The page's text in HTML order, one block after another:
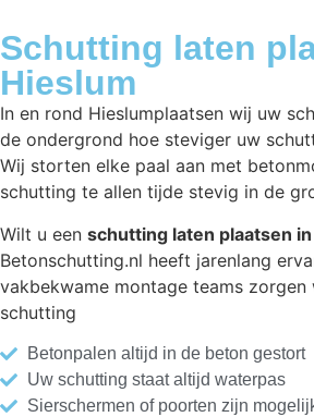
Schutting laten
Hieslum
In en rond Hieslumplaatsen wij uw
de ondergrond hoe steviger uw
Wij storten elke paal aan met
schutting te allen tijde stevig in de
Wilt u een schutting laten plaatsen
Betonschutting.nl heeft jarenlang
vakbekwame montage teams
schutting
Betonpalen altijd in de beton gestort
Uw schutting staat altijd waterpas
Sierschermen of poorten zijn